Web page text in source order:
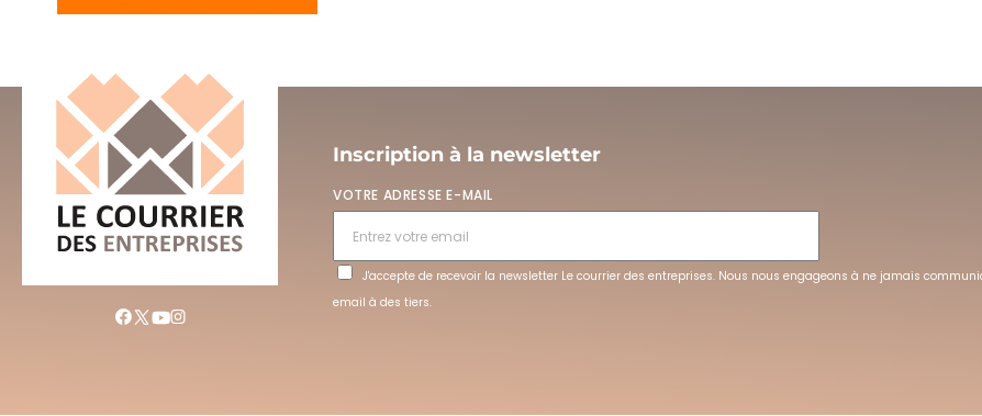
Inscription à la newsletter
VOTRE ADRESSE E-MAIL
J'accepte de recevoir la newsletter Le courrier des entreprises. Nous nous engageons à ne jamais
email à des tiers.